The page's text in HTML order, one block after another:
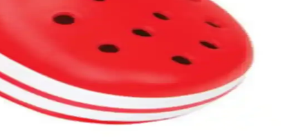
2025 yılında,
stilinizi tamamlayın.